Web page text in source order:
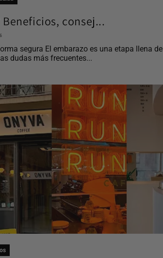
consej...
segura El embarazo es una etapa llena de
dudas más frecuentes...